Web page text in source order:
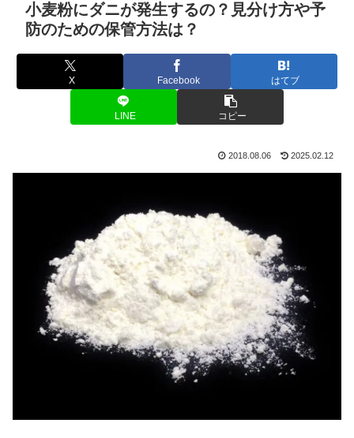
小麦粉にダニが発生するの？見分け方や予
防のための保管方法は？
X Facebook はてブ
LINE コピー
2018.08.06 2025.02.12